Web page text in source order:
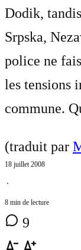
Dodik,
Srpska,
police ne
les tensions
commune.
(traduit par
18 juillet 2008
⋅
8 min de lecture
9